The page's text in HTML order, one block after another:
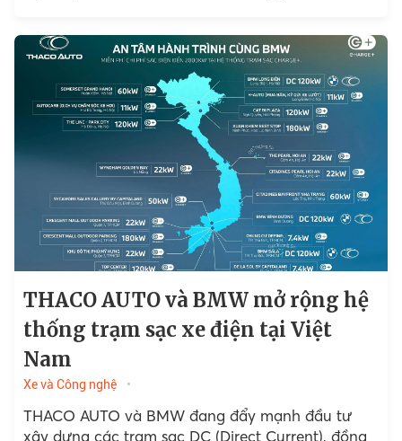
THACO AUTO và BMW mở rộng hệ
thống trạm sạc xe điện tại Việt
Nam
Xe và Công nghệ
THACO AUTO và BMW đang đẩy mạnh đầu tư
xây dựng các trạm sạc DC (Direct Current), đồng